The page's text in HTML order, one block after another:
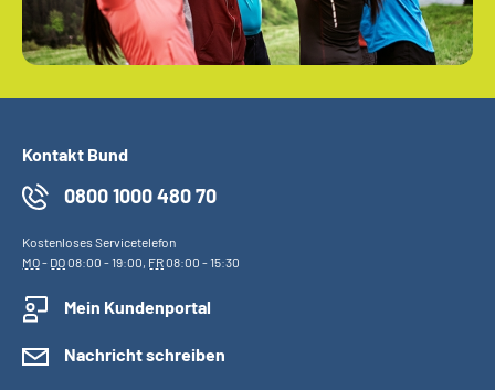
Kontakt Bund
0800 1000 480 70
Kostenloses Servicetelefon
MO- DO08:00 - 19:00, FR08:00 - 15:30
Mein Kundenportal
Nachricht schreiben